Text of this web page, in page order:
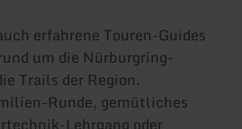
erfahrene Touren-Guides
um die Nürburgring-
Trails der Region.
Runde, gemütliches